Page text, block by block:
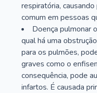
respiratória,
comum em pessoas
Doença pulmonar
qual há uma
para os pulmões,
graves como o
consequência, pode
infartos. É causada